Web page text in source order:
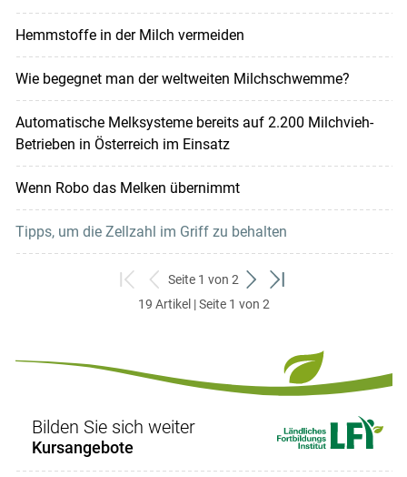
Hemmstoffe in der Milch vermeiden
Wie begegnet man der weltweiten Milchschwemme?
Automatische Melksysteme bereits auf 2.200 Milchvieh-
Betrieben in Österreich im Einsatz
Wenn Robo das Melken übernimmt
Tipps, um die Zellzahl im Griff zu behalten
zum
ersten
zurück
zum
Seite 1 von 2
weiter
zum
zum
19 Artikel | Seite 1 von 2
Bilden Sie sich weiter
Kursangebote